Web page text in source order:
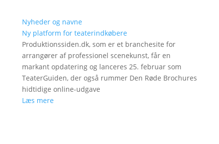
Nyheder og navne
Ny platform for teaterindkøbere
Produktionssiden.dk, som er et branchesite for
arrangører af professionel scenekunst, får en
markant opdatering og lanceres 25. februar som
TeaterGuiden, der også rummer Den Røde Brochures
hidtidige online-udgave
Læs mere